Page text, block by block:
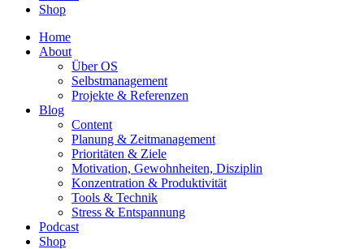
Shop
Home
About
Über OS
Selbstmanagement
Projekte & Referenzen
Blog
Content
Planung & Zeitmanagement
Prioritäten & Ziele
Motivation, Gewohnheiten, Disziplin
Konzentration & Produktivität
Tools & Technik
Stress & Entspannung
Podcast
Shop